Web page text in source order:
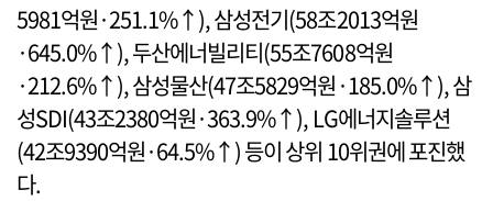
5981억원·251.1%↑), 삼성전기(58조2013억원
·645.0%↑), 두산에너빌리티(55조7608억원
·212.6%↑), 삼성물산(47조5829억원·185.0%↑), 삼
성SDI(43조2380억원·363.9%↑), LG에너지솔루션
(42조9390억원·64.5%↑) 등이 상위 10위권에 포진했
다.